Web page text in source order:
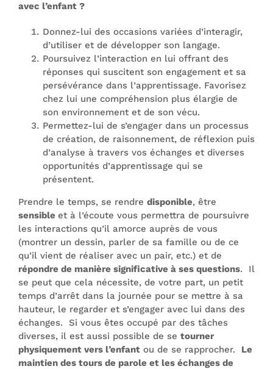
avec l’enfant ?
Donnez-lui des occasions variées d’interagir,
d’utiliser et de développer son langage.
Poursuivez l’interaction en lui offrant des
réponses qui suscitent son engagement et sa
persévérance dans l’apprentissage. Favorisez
chez lui une compréhension plus élargie de
son environnement et de son vécu.
Permettez-lui de s’engager dans un processus
de création, de raisonnement, de réflexion puis
d’analyse à travers vos échanges et diverses
opportunités d’apprentissage qui se
présentent.
Prendre le temps, se rendre disponible, être
sensible et à l’écoute vous permettra de poursuivre
les interactions qu’il amorce auprès de vous
(montrer un dessin, parler de sa famille ou de ce
qu’il vient de réaliser avec un pair, etc.) et de
répondre de manière significative à ses questions. Il
se peut que cela nécessite, de votre part, un petit
temps d’arrêt dans la journée pour se mettre à sa
hauteur, le regarder et s’engager avec lui dans des
échanges. Si vous êtes occupé par des tâches
diverses, il est aussi possible de se tourner
physiquement vers l’enfant ou de se rapprocher. Le
maintien des tours de parole et les échanges de